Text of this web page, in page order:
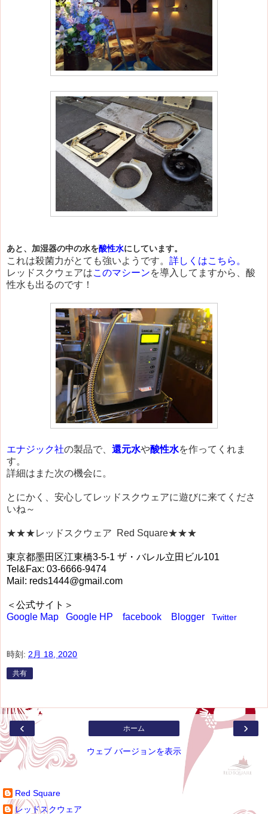
あと、加湿器の中の水を酸性水にしています。
これは殺菌力がとても強いようです。 詳しくはこちら。
レッドスクウェアはこのマシーンを導入してますから、酸
性水も出るのです！
エナジック社の製品で、 還元水や酸性水を作ってくれま
す。
詳細はまた次の機会に。
とにかく、安心してレッドスクウェアに遊びに来てくださ
いね～
★★★レッドスクウェア Red Square★★★
東京都墨田区江東橋3-5-1 ザ・バレル立田ビル101
Tel&Fax: 03-6666-9474
Mail: reds1444@gmail.com
＜公式サイト＞
Google Map
Google HP facebook Blogger Twitter
時刻: 2月 18, 2020
共有
‹ ›
ホーム
ウェブ バージョンを表示
Red Square
レッドスクウェア